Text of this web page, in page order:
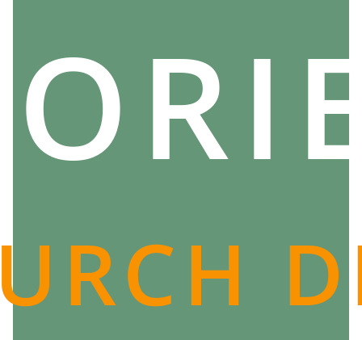
Vorteilen bietet. Indem Sie es ständig in Ihre
Meditationssitzungen und Yoga-Routinen integrieren,
können Sie seine außergewöhnlichen Vorteile voll
ausschöpfen.